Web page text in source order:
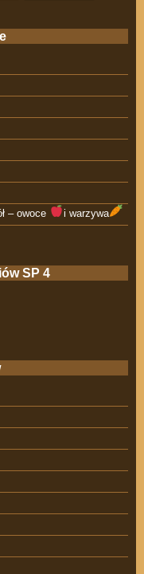
– owoce
i warzywa
SP 4